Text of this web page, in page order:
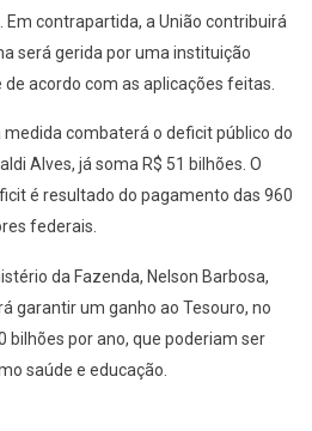
Em contrapartida, a União contribuirá
será gerida por uma instituição
acordo com as aplicações feitas.
combaterá o deficit público do
Alves, já soma R$ 51 bilhões. O
é resultado do pagamento das 960
federais.
da Fazenda, Nelson Barbosa,
garantir um ganho ao Tesouro, no
bilhões por ano, que poderiam ser
saúde e educação.